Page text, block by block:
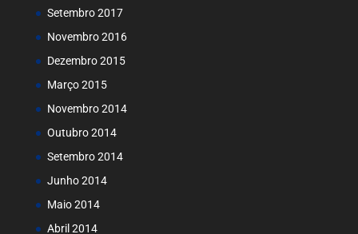
Setembro 2017
Novembro 2016
Dezembro 2015
Março 2015
Novembro 2014
Outubro 2014
Setembro 2014
Junho 2014
Maio 2014
Abril 2014